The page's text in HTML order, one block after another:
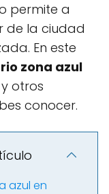
permite a
de la ciudad
En este
zona azul
otros
conocer.
azul en